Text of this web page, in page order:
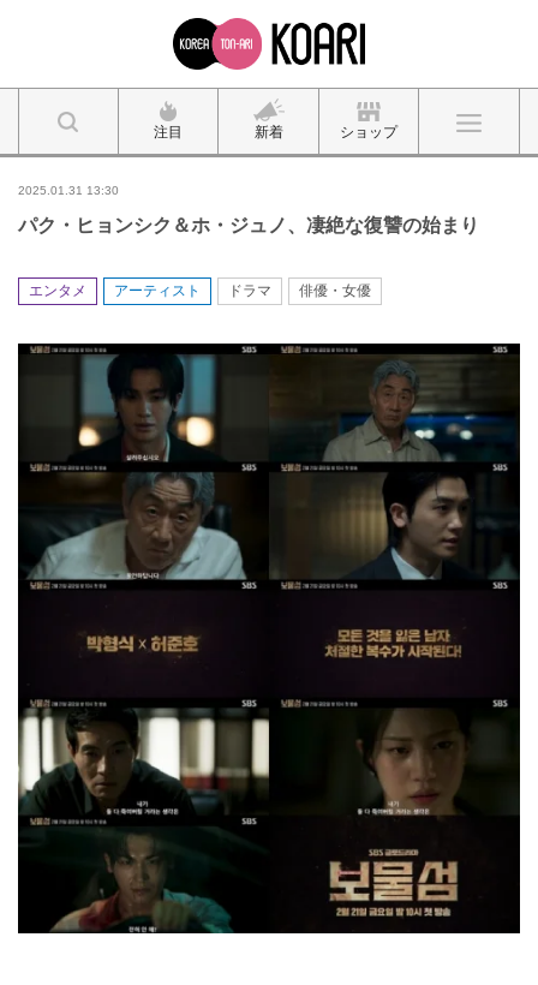
注目 新着 ショップ
2025.01.31 13:30
パク・ヒョンシク＆ホ・ジュノ、凄絶な復讐の始まり
エンタメ アーティスト ドラマ 俳優・女優